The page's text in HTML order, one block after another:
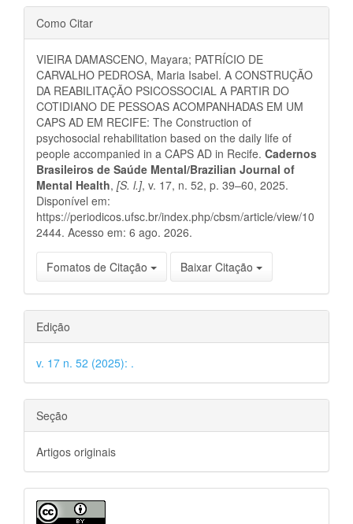
Detalhes
do
artigo
Como Citar
VIEIRA DAMASCENO, Mayara; PATRÍCIO DE
CARVALHO PEDROSA, Maria Isabel. A CONSTRUÇÃO
DA REABILITAÇÃO PSICOSSOCIAL A PARTIR DO
COTIDIANO DE PESSOAS ACOMPANHADAS EM UM
CAPS AD EM RECIFE: The Construction of
psychosocial rehabilitation based on the daily life of
people accompanied in a CAPS AD in Recife. Cadernos
Brasileiros de Saúde Mental/Brazilian Journal of
Mental Health, [S. l.], v. 17, n. 52, p. 39–60, 2025.
Disponível em:
https://periodicos.ufsc.br/index.php/cbsm/article/view/10
2444. Acesso em: 6 ago. 2026.
Fomatos de Citação Baixar Citação
Edição
v. 17 n. 52 (2025): .
Seção
Artigos originais